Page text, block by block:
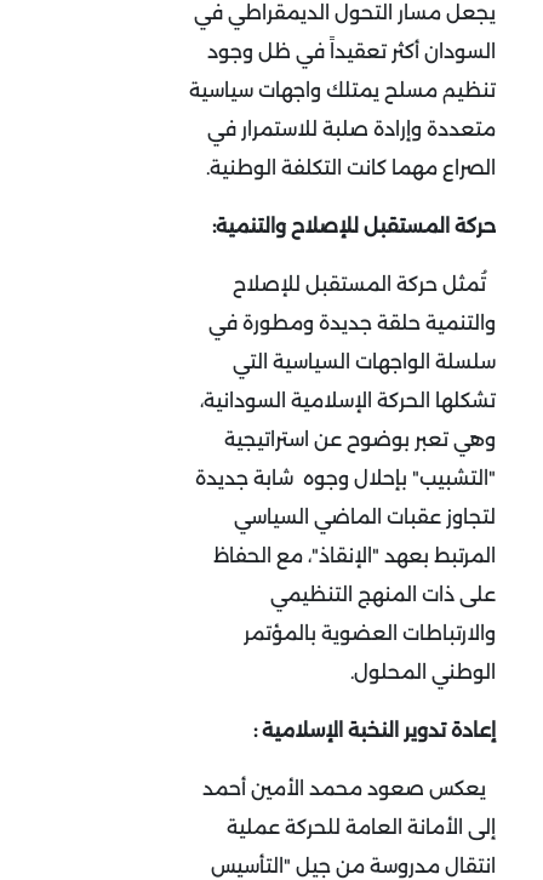
يجعل مسار التحول الديمقراطي في
السودان أكثر تعقيداً في ظل وجود
تنظيم مسلح يمتلك واجهات سياسية
متعددة وإرادة صلبة للاستمرار في
الصراع مهما كانت التكلفة الوطنية.
حركة المستقبل للإصلاح والتنمية:
تُمثل حركة المستقبل للإصلاح
والتنمية حلقة جديدة ومطورة في
سلسلة الواجهات السياسية التي
تشكلها الحركة الإسلامية السودانية،
وهي تعبر بوضوح عن استراتيجية
"التشبيب" بإحلال وجوه شابة جديدة
لتجاوز عقبات الماضي السياسي
المرتبط بعهد "الإنقاذ"، مع الحفاظ
على ذات المنهج التنظيمي
والارتباطات العضوية بالمؤتمر
الوطني المحلول.
إعادة تدوير النخبة الإسلامية :
يعكس صعود محمد الأمين أحمد
إلى الأمانة العامة للحركة عملية
انتقال مدروسة من جيل "التأسيس